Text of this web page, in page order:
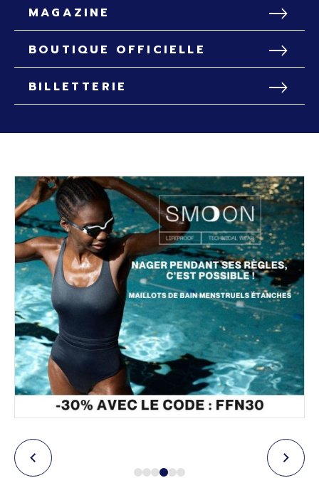
MAGAZINE
BOUTIQUE OFFICIELLE
BILLETTERIE